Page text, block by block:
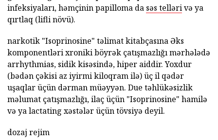
infeksiyaları, həmçinin papilloma da səs tellərivə ya
qırtlaq (lifli növü).
narkotik "Isoprinosine" təlimat kitabçasına Əks
komponentləri xroniki böyrək çatışmazlığı mərhələdə
arrhythmias, sidik kisəsində, hiper aiddir. Yoxdur
(bədən çəkisi az iyirmi kiloqram ilə) üç il qədər
uşaqlar üçün dərman müəyyən. Due təhlükəsizlik
məlumat çatışmazlığı, ilaç üçün "Isoprinosine" hamilə
və ya lactating xəstələr üçün tövsiyə deyil.
dozaj rejim